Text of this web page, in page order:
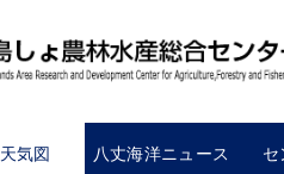
気図 八丈海洋ニュース セ